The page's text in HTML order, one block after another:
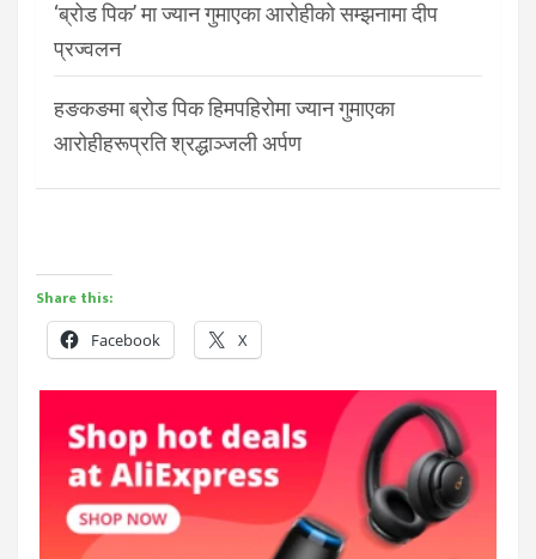
‘ब्रोड पिक’ मा ज्यान गुमाएका आरोहीको सम्झनामा दीप
प्रज्वलन
हङकङमा ब्रोड पिक हिमपहिरोमा ज्यान गुमाएका
आरोहीहरूप्रति श्रद्धाञ्जली अर्पण
Share this:
Facebook X